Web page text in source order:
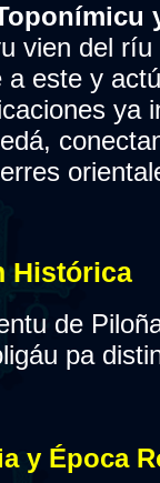
vien del
a este y
ya
Histórica
de
pa
y Época